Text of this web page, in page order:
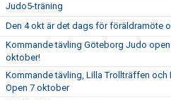
Judo5-träning
Den 4 okt är det dags för föräldramöte
Kommande tävling Göteborg Judo
oktober!
Kommande tävling, Lilla Trollträffen och
Open 7 oktober